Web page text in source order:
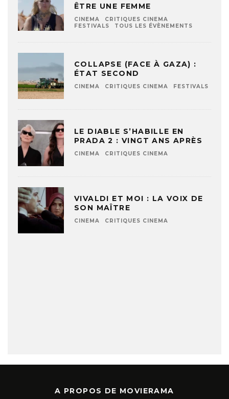
ÊTRE UNE FEMME
CINEMA
CRITIQUES CINEMA
FESTIVALS
TOUS LES ÉVÈNEMENTS
COLLAPSE (FACE À GAZA) :
ÉTAT SECOND
CINEMA CRITIQUES CINEMA FESTIVALS
LE DIABLE S’HABILLE EN
PRADA 2 : VINGT ANS APRÈS
CINEMA CRITIQUES CINEMA
VIVALDI ET MOI : LA VOIX DE
SON MAÎTRE
CINEMA CRITIQUES CINEMA
A PROPOS DE MOVIERAMA